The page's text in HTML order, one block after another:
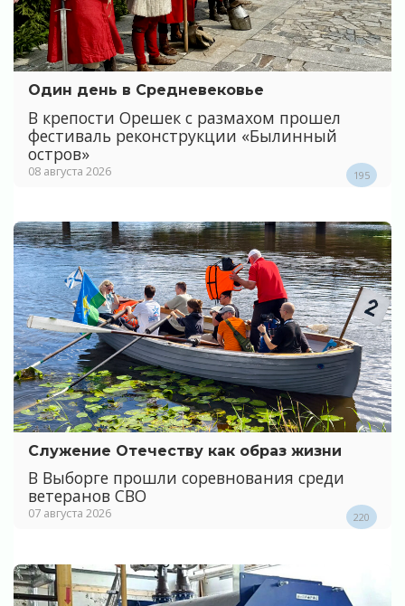
Один день в Средневековье
В крепости Орешек с размахом прошел
фестиваль реконструкции «Былинный
остров»
08 августа 2026 195
Служение Отечеству как образ жизни
В Выборге прошли соревнования среди
ветеранов СВО
07 августа 2026 220